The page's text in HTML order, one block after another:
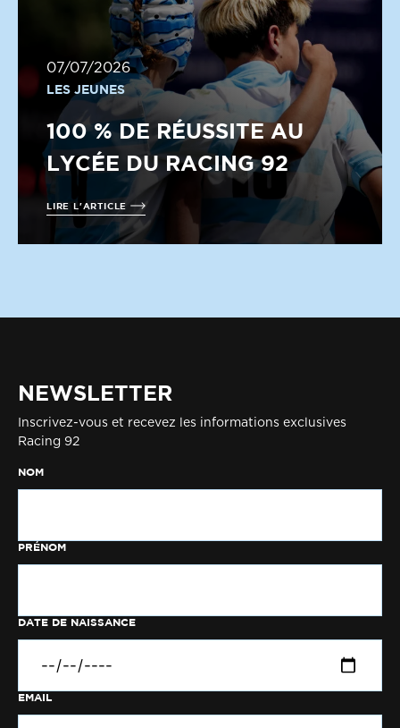
07/07/2026
LES JEUNES
100 % DE RÉUSSITE AU
LYCÉE DU RACING 92
LIRE L'ARTICLE
NEWSLETTER
Inscrivez-vous et recevez les informations exclusives
Racing 92
NOM
PRÉNOM
DATE DE NAISSANCE
EMAIL